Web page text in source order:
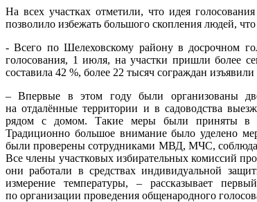
На всех участках отметили, что идея
позволило избежать большого скопления людей,
- Всего по Шелеховскому району в досрочном
голосования, 1 июля, на участки пришли более
составила 42 %, более 22 тысяч сограждан
– Впервые в этом году были организованы
на отдалённые территории и в садоводства
рядом с домом. Такие меры были приняты в
Традиционно большое внимание было уделено
были проверены сотрудниками МВД, МЧС,
Все члены участковых избирательных комиссий
они работали в средствах индивидуальной
измерение температуры, – рассказывает
по организации проведения общенародного